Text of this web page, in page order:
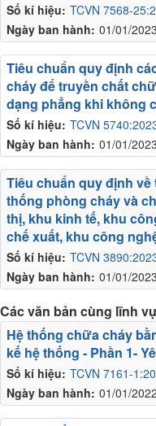
Số kí hiệu: TCVN 7568-
Ngày ban hành: 01/01/2023
Số kí hiệu: TCVN
Ngày ban hành: 01/01/2023
Tiêu chuẩn quy định
cháy để truyền chất
dạng phẳng khi không
Số kí hiệu: TCVN
Ngày ban hành: 01/01/2023
Tiêu chuẩn quy định
thống phòng cháy và
thị, khu kinh tế, khu
chế xuất, khu công
Các văn bản cùng lĩnh
Số kí hiệu: TCVN 7161-
Ngày ban hành: 01/01/2022
Hệ thống chữa cháy
kế hệ thống - Phần 1-